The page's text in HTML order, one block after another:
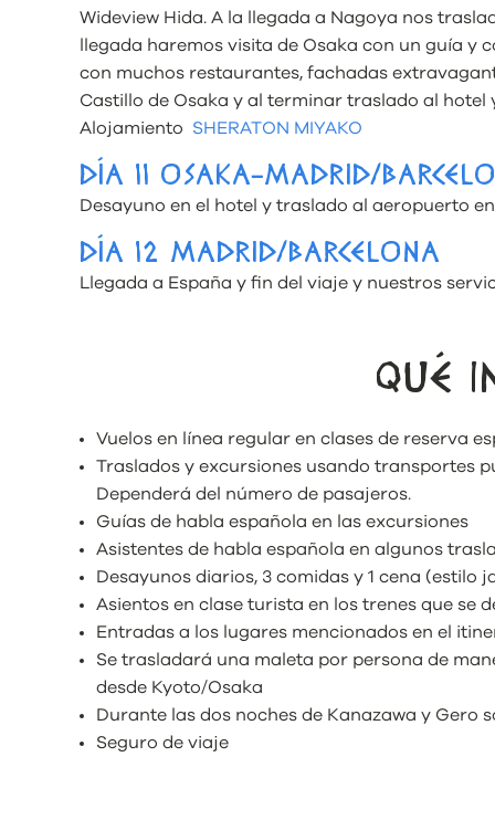
Wideview Hida. A la llegada a Nagoya nos
llegada haremos visita de Osaka con un guía y
con muchos restaurantes, fachadas
Castillo de Osaka y al terminar traslado al hotel
Alojamiento SHERATON MIYAKO
DÍA 11 OSAKA-MADRID/
Desayuno en el hotel y traslado al aeropuerto
DÍA 12 MADRID/BARCELONA
Llegada a España y fin del viaje y nuestros
QUÉ
Vuelos en línea regular en clases de reserva
Traslados y excursiones usando transportes
Dependerá del número de pasajeros.
Guías de habla española en las excursiones
Asistentes de habla española en algunos
Desayunos diarios, 3 comidas y 1 cena (estilo
Asientos en clase turista en los trenes que se
Entradas a los lugares mencionados en el
Se trasladará una maleta por persona de
desde Kyoto/Osaka
Durante las dos noches de Kanazawa y Gero
Seguro de viaje